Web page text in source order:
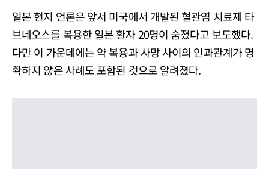
일본 현지 언론은 앞서 미국에서 개발된 혈관염 치료제 타
브네오스를 복용한 일본 환자 20명이 숨졌다고 보도했다.
다만 이 가운데에는 약 복용과 사망 사이의 인과관계가 명
확하지 않은 사례도 포함된 것으로 알려졌다.